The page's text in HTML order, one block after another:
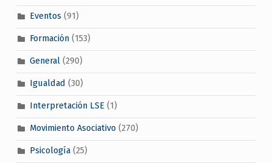
Eventos (91)
Formación(153)
General(290)
Igualdad (30)
Interpretación LSE(1)
Movimiento Asociativo (270)
Psicología(25)